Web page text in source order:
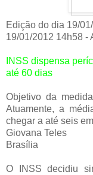
Edição do dia 19/
19/01/2012 14h58 -
INSS dispensa
até 60 dias
Objetivo da
Atuamente, a
chegar a até seis
Giovana Teles
Brasília
O INSS decidiu